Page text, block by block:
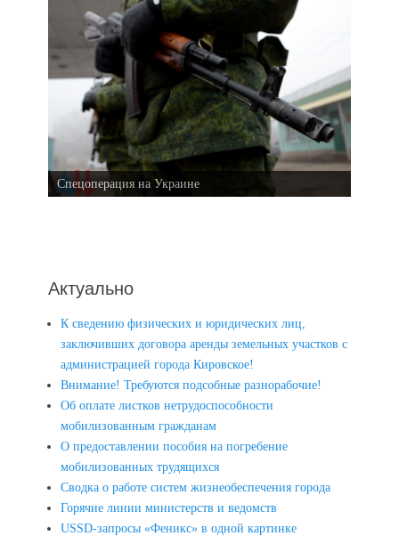
Спецоперация на Украине
Актуально
К сведению физических и юридических лиц,
заключивших договора аренды земельных участков с
администрацией города Кировское!
Внимание! Требуются подсобные разнорабочие!
Об оплате листков нетрудоспособности
мобилизованным гражданам
О предоставлении пособия на погребение
мобилизованных трудящихся
Сводка о работе систем жизнеобеспечения города
Горячие линии министерств и ведомств
USSD-запросы «Феникс» в одной картинке